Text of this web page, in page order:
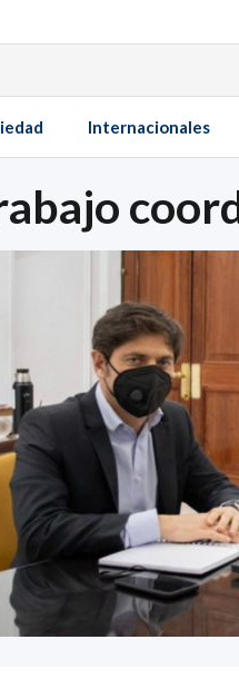
Internacionales